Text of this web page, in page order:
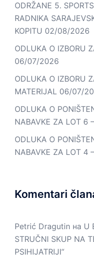
ODRŽANE 5.
RADNIKA
KOPITU 02/08/2026
ODLUKA O IZBORU
06/07/2026
ODLUKA O IZBORU
MATERIJAL 06/07/
ODLUKA O
NABAVKE ZA LOT 6
ODLUKA O
NABAVKE ZA LOT 4
Komentari
Petrić Dragutin на U
STRUČNI SKUP NA
PSIHIJATRIJI“